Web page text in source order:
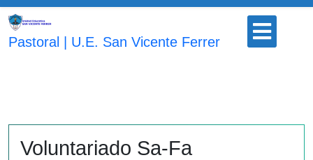
Saltar
contenido
Pastoral | U.E. San Vicente Ferrer
Botón
abrir
Voluntariado Sa-Fa